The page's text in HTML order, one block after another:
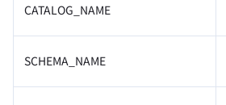
CATALOG_NAME
SCHEMA_NAME